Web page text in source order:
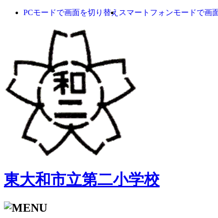
PCモードで画面を切り替え スマートフォンモードで画
東大和市立第二小学校